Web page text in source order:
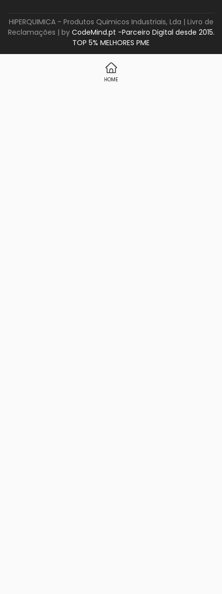
HIPERQUIMICA - Produtos Quimicos Industriais, Lda | Livro de
Reclamações | by CodeMind.pt -Parceiro Digital desde 2015.
TOP 5% MELHORES PME
HOME